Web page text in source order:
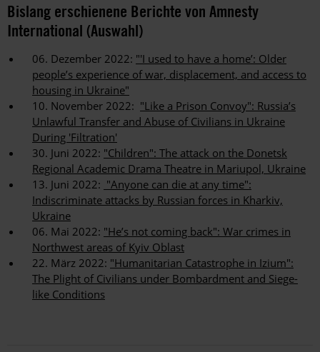
Bislang erschienene Berichte von Amnesty
International (Auswahl)
06. Dezember 2022: "'I used to have a home’: Older
people’s experience of war, displacement, and access to
housing in Ukraine"
10. November 2022: "Like a Prison Convoy": Russia’s
Unlawful Transfer and Abuse of Civilians in Ukraine
During 'Filtration'
30. Juni 2022: "Children": The attack on the Donetsk
Regional Academic Drama Theatre in Mariupol, Ukraine
13. Juni 2022: "Anyone can die at any time":
Indiscriminate attacks by Russian forces in Kharkiv,
Ukraine
06. Mai 2022: "He’s not coming back": War crimes in
Northwest areas of Kyiv Oblast
22. März 2022: "Humanitarian Catastrophe in Izium":
The Plight of Civilians under Bombardment and Siege-
like Conditions